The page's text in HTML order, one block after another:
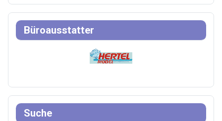
Büroausstatter
Suche